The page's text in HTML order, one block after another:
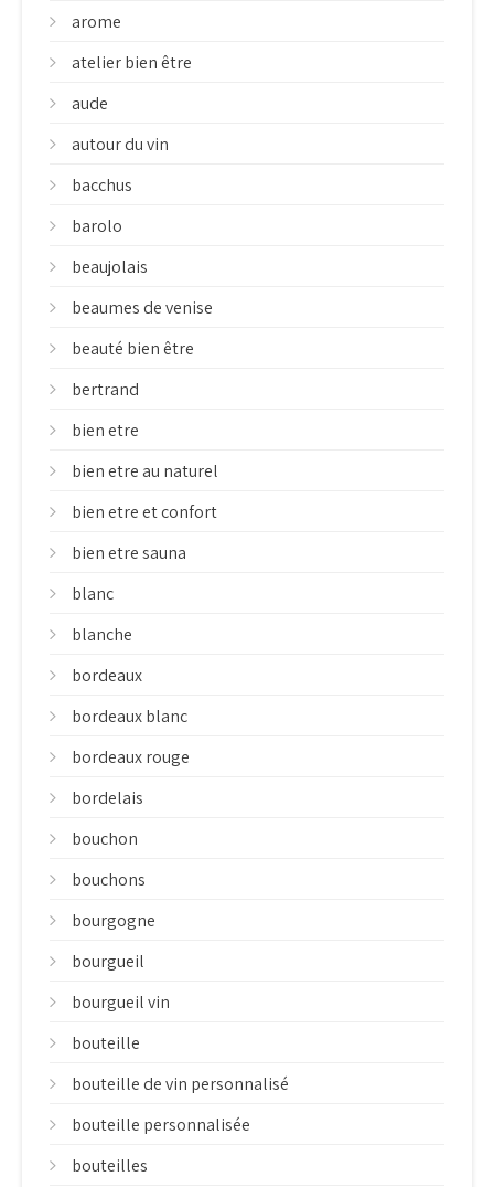
arome
atelier bien être
aude
autour du vin
bacchus
barolo
beaujolais
beaumes de venise
beauté bien être
bertrand
bien etre
bien etre au naturel
bien etre et confort
bien etre sauna
blanc
blanche
bordeaux
bordeaux blanc
bordeaux rouge
bordelais
bouchon
bouchons
bourgogne
bourgueil
bourgueil vin
bouteille
bouteille de vin personnalisé
bouteille personnalisée
bouteilles